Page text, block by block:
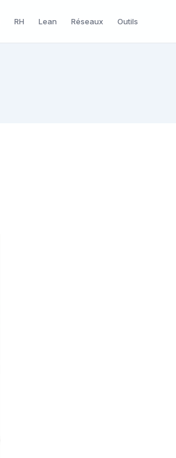
RH Lean Réseaux Outils